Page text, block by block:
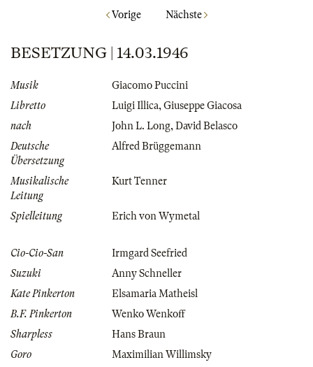
Vorige Nächste
BESETZUNG | 14.03.1946
Musik
Giacomo Puccini
Libretto
Luigi Illica,Giuseppe Giacosa
nach
John L. Long,David Belasco
Deutsche
Übersetzung
Alfred Brüggemann
Musikalische
Leitung
Kurt Tenner
Spielleitung Erich von Wymetal
Cio-Cio-San
Irmgard Seefried
Suzuki
Anny Schneller
Kate Pinkerton
Elsamaria Matheisl
B.F. Pinkerton
Wenko Wenkoff
Sharpless
Hans Braun
Goro
Maximilian Willimsky